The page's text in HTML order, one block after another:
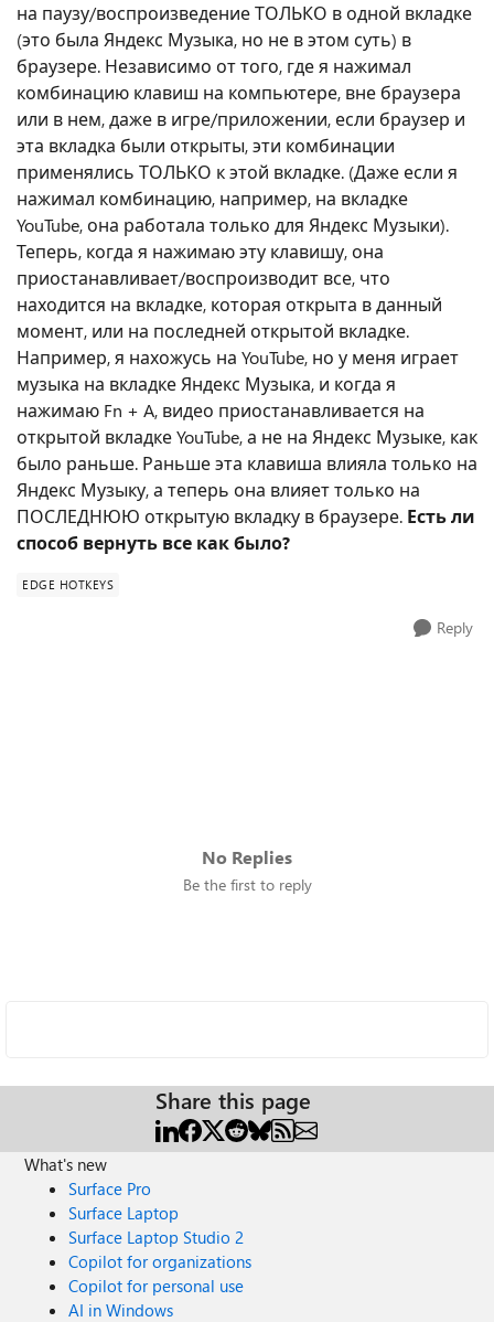
на паузу/воспроизведение ТОЛЬКО в одной вкладке
(это была Яндекс Музыка, но не в этом суть) в
браузере. Независимо от того, где я нажимал
комбинацию клавиш на компьютере, вне браузера
или в нем, даже в игре/приложении, если браузер и
эта вкладка были открыты, эти комбинации
применялись ТОЛЬКО к этой вкладке. (Даже если я
нажимал комбинацию, например, на вкладке
YouTube, она работала только для Яндекс Музыки).
Теперь, когда я нажимаю эту клавишу, она
приостанавливает/воспроизводит все, что
находится на вкладке, которая открыта в данный
момент, или на последней открытой вкладке.
Например, я нахожусь на YouTube, но у меня играет
музыка на вкладке Яндекс Музыка, и когда я
нажимаю Fn + A, видео приостанавливается на
открытой вкладке YouTube, а не на Яндекс Музыке, как
было раньше. Раньше эта клавиша влияла только на
Яндекс Музыку, а теперь она влияет только на
ПОСЛЕДНЮЮ открытую вкладку в браузере. Есть ли
способ вернуть все как было?
EDGE HOTKEYS
Reply
No Replies
Be the first to reply
Share this page
What's new
Surface Pro
Surface Laptop
Surface Laptop Studio 2
Copilot for organizations
Copilot for personal use
AI in Windows